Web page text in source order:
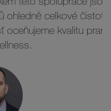
celkové čistoty
kvalitu praní